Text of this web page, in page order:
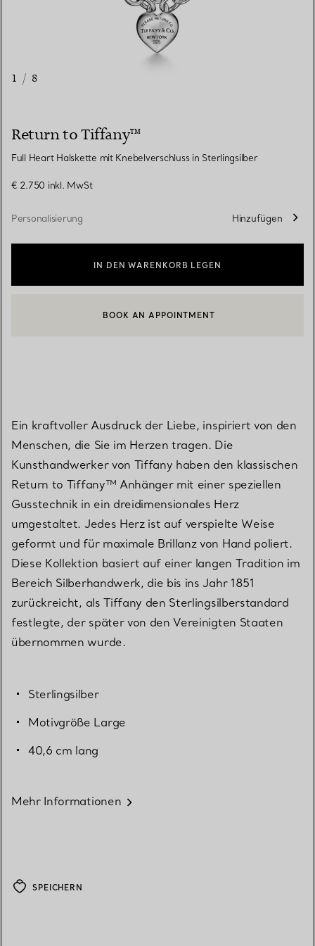
1 / 8
Return to Tiffany™
Full Heart Halskette mit Knebelverschluss in Sterlingsilber
€ 2.750 inkl. MwSt
Personalisierung Hinzufügen
IN DEN WARENKORB LEGEN
EINEN KUNDENBERATER KONTAKTIEREN ODER EINEN
BOOK AN APPOINTMENT
Ein kraftvoller Ausdruck der Liebe, inspiriert von den
Menschen, die Sie im Herzen tragen. Die
Kunsthandwerker von Tiffany haben den klassischen
Return to Tiffany™ Anhänger mit einer speziellen
Gusstechnik in ein dreidimensionales Herz
umgestaltet. Jedes Herz ist auf verspielte Weise
geformt und für maximale Brillanz von Hand poliert.
Diese Kollektion basiert auf einer langen Tradition im
Bereich Silberhandwerk, die bis ins Jahr 1851
zurückreicht, als Tiffany den Sterlingsilberstandard
festlegte, der später von den Vereinigten Staaten
übernommen wurde.
Sterlingsilber
Motivgröße Large
40,6 cm lang
Mehr Informationen
SPEICHERN